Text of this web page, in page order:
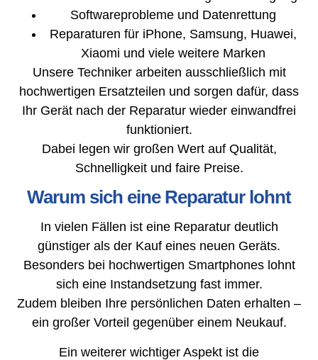
Softwareprobleme und Datenrettung
Reparaturen für iPhone, Samsung, Huawei,
Xiaomi und viele weitere Marken
Unsere Techniker arbeiten ausschließlich mit
hochwertigen Ersatzteilen und sorgen dafür, dass
Ihr Gerät nach der Reparatur wieder einwandfrei
funktioniert.
Dabei legen wir großen Wert auf Qualität,
Schnelligkeit und faire Preise.
Warum sich eine Reparatur lohnt
In vielen Fällen ist eine Reparatur deutlich
günstiger als der Kauf eines neuen Geräts.
Besonders bei hochwertigen Smartphones lohnt
sich eine Instandsetzung fast immer.
Zudem bleiben Ihre persönlichen Daten erhalten –
ein großer Vorteil gegenüber einem Neukauf.
Ein weiterer wichtiger Aspekt ist die